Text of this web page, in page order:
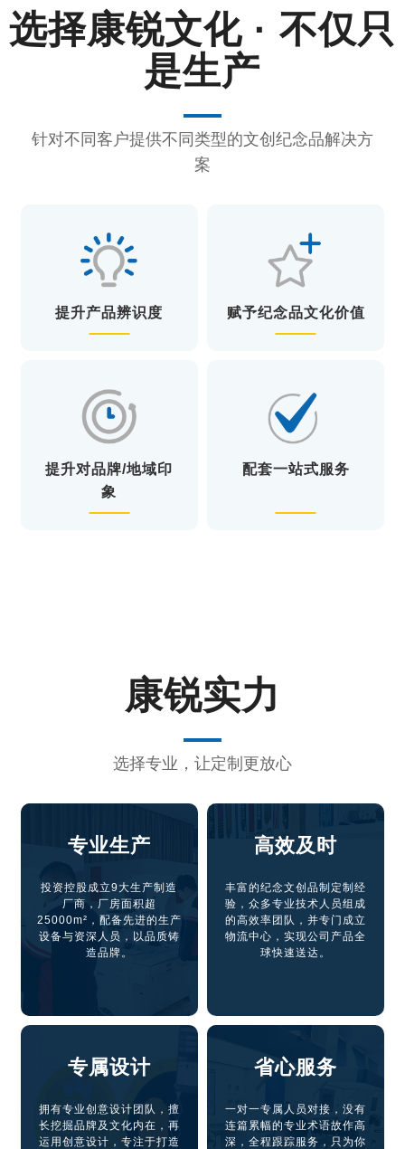
选择康锐文化 · 不仅只
是生产
针对不同客户提供不同类型的文创纪念品解决方
案
提升产品辨识度 赋予纪念品文化价值
提升对品牌/地域印
象
配套一站式服务
康锐实力
选择专业，让定制更放心
专业生产
投资控股成立9大生产制造
厂商，厂房面积超
25000m²，配备先进的生产
设备与资深人员，以品质铸
造品牌。
高效及时
丰富的纪念文创品制定制经
验，众多专业技术人员组成
的高效率团队，并专门成立
物流中心，实现公司产品全
球快速送达。
专属设计
拥有专业创意设计团队，擅
长挖掘品牌及文化内在，再
运用创意设计，专注于打造
省心服务
一对一专属人员对接，没有
连篇累幅的专业术语故作高
深，全程跟踪服务，只为你